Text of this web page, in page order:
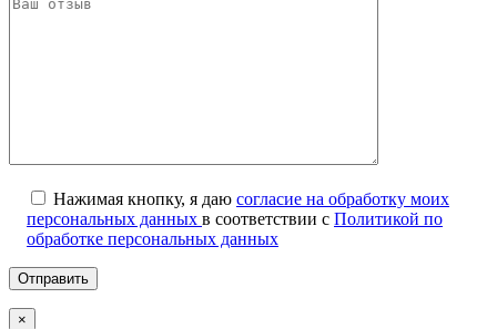
Нажимая кнопку, я даю согласие на обработку моих
персональных данных в соответствии с Политикой по
обработке персональных данных
×